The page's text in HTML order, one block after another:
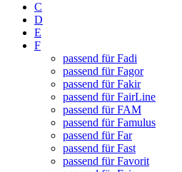
C
D
E
F
passend für Fadi
passend für Fagor
passend für Fakir
passend für FairLine
passend für FAM
passend für Famulus
passend für Far
passend für Fast
passend für Favorit